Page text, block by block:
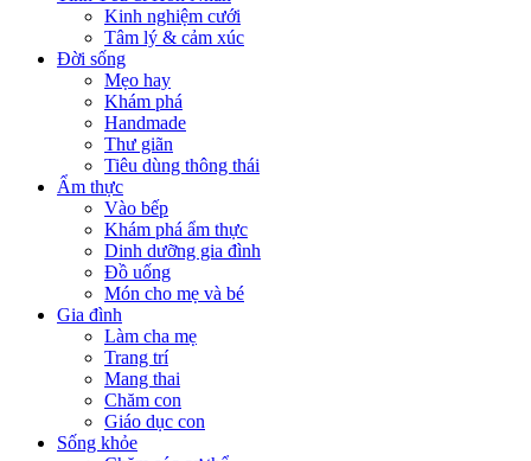
Kinh nghiệm cưới
Tâm lý & cảm xúc
Đời sống
Mẹo hay
Khám phá
Handmade
Thư giãn
Tiêu dùng thông thái
Ẩm thực
Vào bếp
Khám phá ẩm thực
Dinh dưỡng gia đình
Đồ uống
Món cho mẹ và bé
Gia đình
Làm cha mẹ
Trang trí
Mang thai
Chăm con
Giáo dục con
Sống khỏe